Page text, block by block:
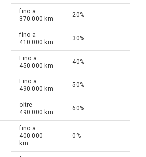
fino a
370.000 km
20%
fino a
410.000 km
30%
Fino a
450.000 km
40%
Fino a
490.000 km
50%
oltre
490.000 km
60%
fino a
400.000
km
0%